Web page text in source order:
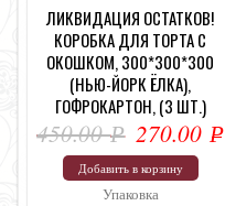
ЛИКВИДАЦИЯ ОСТАТКОВ!
КОРОБКА ДЛЯ ТОРТА С
ОКОШКОМ, 300*300*300
(НЬЮ-ЙОРК ЁЛКА),
ГОФРОКАРТОН, (3 ШТ.)
450.00Р
УБ.
270.00Р
Добавить в корзину
Упаковка